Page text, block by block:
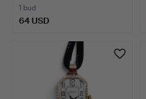
1 bud
64 USD